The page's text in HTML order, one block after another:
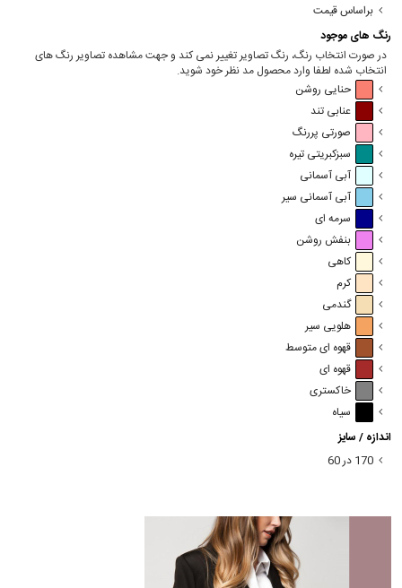
براساس قیمت
رنگ های موجود
در صورت انتخاب رنگ، رنگ تصاویر تغییر نمی کند و جهت مشاهده تصاویر رنگ های
انتخاب شده لطفا وارد محصول مد نظر خود شوید.
حنایی روشن
عنابی تند
صورتی پررنگ
سبزکبریتی تیره
آبی آسمانی
آبی آسمانی سیر
سرمه ای
بنفش روشن
کاهی
کرم
گندمی
هلویی سیر
قهوه ای متوسط
قهوه ای
خاکستری
سیاه
اندازه / سایز
170 در 60